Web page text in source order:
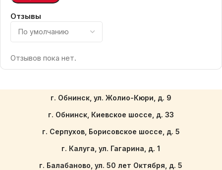
Отзывы
Отзывов пока нет.
г. Обнинск, ул. Жолио-Кюри, д. 9
г. Обнинск, Киевское шоссе, д. 33
г. Серпухов, Борисовское шоссе, д. 5
г. Калуга, ул. Гагарина, д. 1
г. Балабаново, ул. 50 лет Октября, д. 5